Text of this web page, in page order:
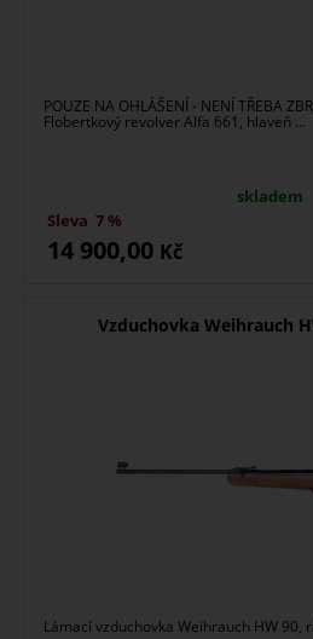
POUZE NA OHLÁŠENÍ - NENÍ TŘEBA
Flobertkový revolver Alfa 661, hlaveň ...
skladem
14 900,00 Kč
Sleva 7 %
Vzduchovka Weihrauch
Lámací vzduchovka Weihrauch HW 90,